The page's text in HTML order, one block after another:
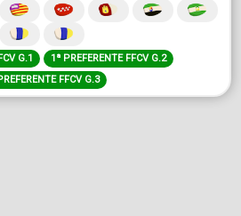
G.1
1ª PREFERENTE FFCV G.2
FFCV G.3